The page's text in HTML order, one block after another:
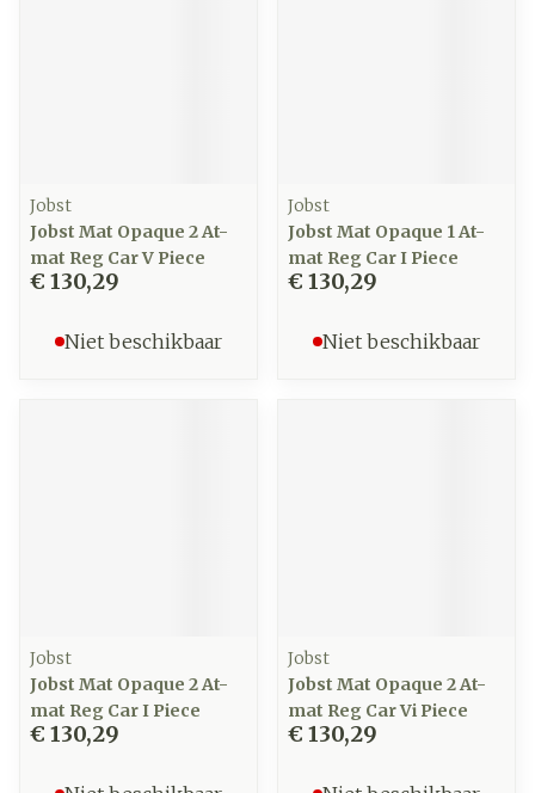
Jobst
Jobst Mat Opaque 2 At-
mat Reg Car V Piece
€ 130,29
Niet beschikbaar
Jobst
Jobst Mat Opaque 1 At-
mat Reg Car I Piece
€ 130,29
Niet beschikbaar
Jobst
Jobst Mat Opaque 2 At-
mat Reg Car I Piece
€ 130,29
Jobst
Jobst Mat Opaque 2 At-
mat Reg Car Vi Piece
€ 130,29